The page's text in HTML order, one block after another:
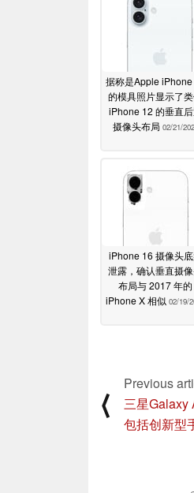
据称是Apple
的模具照片显示了
iPhone 12 的垂直
摄像头布局 02/21/
iPhone 16 摄像头
泄露，确认垂直摄
布局与 2017 年的
iPhone X 相似 02/19/
⟨
Previous
三星Galaxy
包括创新型